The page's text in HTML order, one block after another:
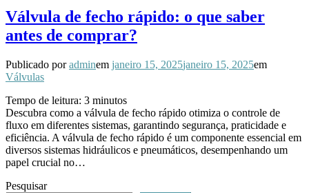
Válvula de fecho rápido: o que saber
antes de comprar?
Publicado poradminem janeiro 15, 2025janeiro 15, 2025em
Válvulas
Tempo de leitura: 3 minutos
Descubra como a válvula de fecho rápido otimiza o controle de
fluxo em diferentes sistemas, garantindo segurança, praticidade e
eficiência. A válvula de fecho rápido é um componente essencial em
diversos sistemas hidráulicos e pneumáticos, desempenhando um
papel crucial no…
Pesquisar